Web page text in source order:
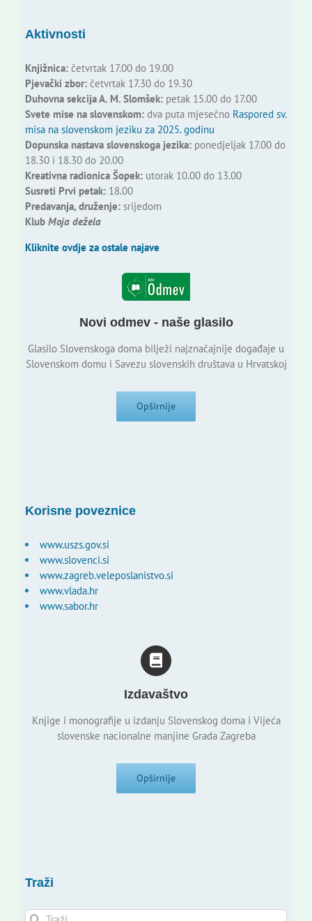
Aktivnosti
Knjižnica:četvrtak 17.00 do 19.00
Pjevački zbor:četvrtak 17.30 do 19.30
Duhovna sekcija A. M. Slomšek:petak 15.00 do 17.00
Svete mise na slovenskom:dva puta mjesečno Raspored sv.
misa na slovenskom jeziku za 2025. godinu
Dopunska nastava slovenskoga jezika:ponedjeljak 17.00 do
18.30 i 18.30 do 20.00
Kreativna radionica Šopek:utorak 10.00 do 13.00
Susreti Prvi petak:18.00
Predavanja, druženje:srijedom
Klub Moja dežela
Kliknite ovdje za ostale najave
Novi odmev - naše glasilo
Glasilo Slovenskoga doma bilježi najznačajnije događaje u
Slovenskom domu i Savezu slovenskih društava u Hrvatskoj
Opširnije
Korisne poveznice
www.uszs.gov.si
www.slovenci.si
www.zagreb.veleposlanistvo.si
www.vlada.hr
www.sabor.hr
Izdavaštvo
Knjige i monografije u izdanju Slovenskog doma i Vijeća
slovenske nacionalne manjine Grada Zagreba
Opširnije
Traži
Traži...